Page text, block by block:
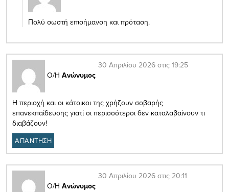
Πολύ σωστή επισήμανση και πρόταση.
Ο/Η Ανώνυμος
30 Απριλίου 2026 στις 19:25
Η περιοχή και οι κάτοικοι της χρήζουν σοβαρής
επανεκπαίδευσης γιατί οι περισσότεροι δεν καταλαβαίνουν τι
διαβάζουν!
ΑΠΑΝΤΗΣΗ
Ο/Η Ανώνυμος
30 Απριλίου 2026 στις 20:11